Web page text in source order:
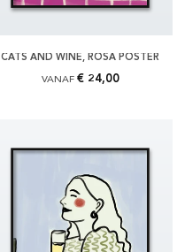
CATS AND WINE, ROSA POSTER
VANAF € 24,00